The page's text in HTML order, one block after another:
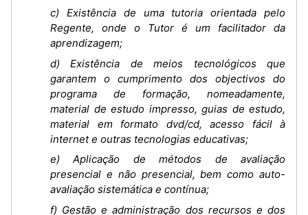
c) Existência de uma tutoria orientada pelo
Regente, onde o Tutor é um facilitador da
aprendizagem;
d) Existência de meios tecnológicos que
garantem o cumprimento dos objectivos do
programa de formação, nomeadamente,
material de estudo impresso, guias de estudo,
material em formato dvd/cd, acesso fácil à
internet e outras tecnologias educativas;
e) Aplicação de métodos de avaliação
presencial e não presencial, bem como auto-
avaliação sistemática e contínua;
f) Gestão e administração dos recursos e dos